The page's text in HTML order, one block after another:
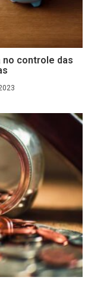
no controle das